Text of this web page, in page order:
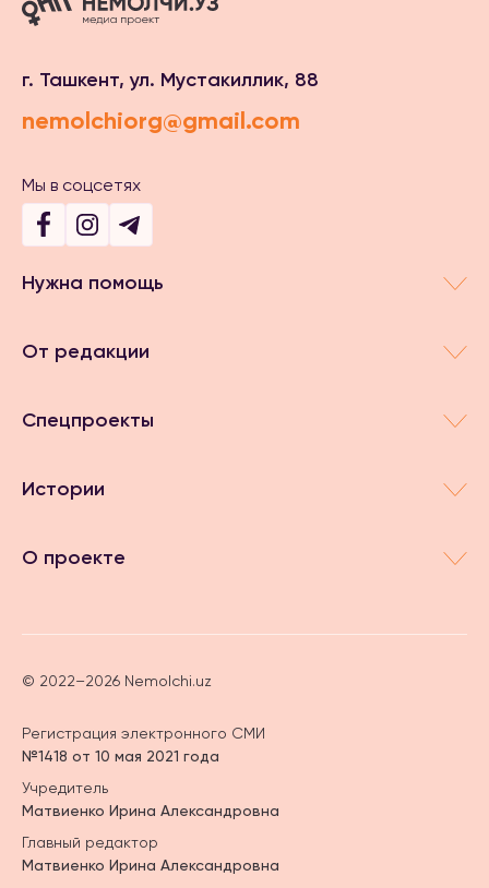
г. Ташкент, ул. Мустакиллик, 88
nemolchiorg@gmail.com
Мы в соцсетях
Нужна помощь
От редакции
Спецпроекты
Истории
О проекте
© 2022–2026 Nemolchi.uz
Регистрация электронного СМИ
№1418 от 10 мая 2021 года
Учредитель
Матвиенко Ирина Александровна
Главный редактор
Матвиенко Ирина Александровна